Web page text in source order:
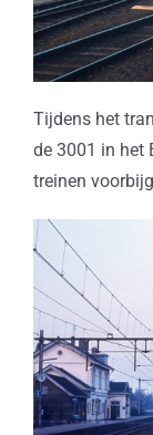
Tijdens het
de 3001 in het
treinen